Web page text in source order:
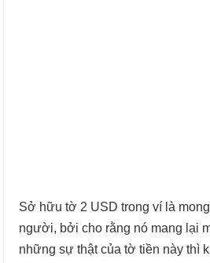
Sở hữu tờ 2 USD trong ví là
người, bởi cho rằng nó mang lại
những sự thật của tờ tiền này thì